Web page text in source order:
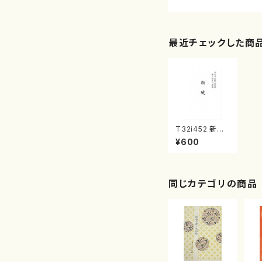
最近チェックした商
T32i452 新暁
（尺八/宮城道雄/
楽譜）都山:2159
¥600
同じカテゴリの商品